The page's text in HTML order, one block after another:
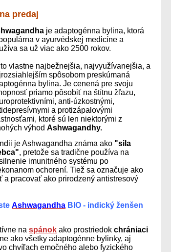
predaj
je adaptogénna bylina, ktorá
v ayurvédskej medicíne a
sa už viac ako 2500 rokov.
vlastne najbežnejšia, najvyužívanejšia, a
spôsobom preskúmaná
bylina. Je cenená pre svoju
priamo pôsobiť na štítnu žľazu,
anti-úzkostnými,
a protizápalovými
ktoré sú len niektorými z
výhod Ashwagandhy.
je Ashwagandha známa ako "sila
, pretože sa tradične používa na
imunitného systému po
ochorení. Tiež sa označuje ako
a pracovať ako prirodzený antistresový
Ashwagandha BIO - indický ženšen
na spánok ako prostriedok chrániaci
ako všetky adaptogénne bylinky, aj
chvíľach emočného alebo fyzického